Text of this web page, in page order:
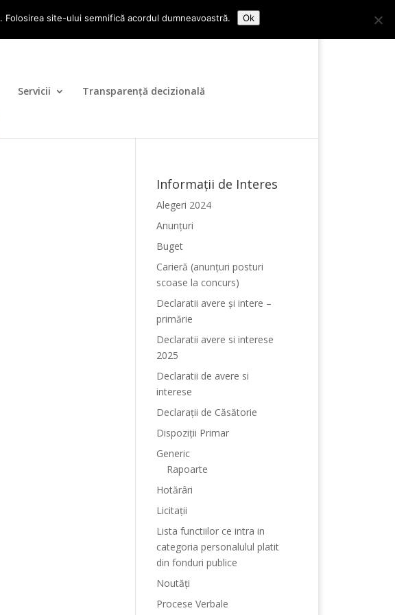
Audiențe
Servicii Transparență decizională
Informații de Interes
Alegeri 2024
Anunțuri
Buget
Carieră (anunțuri posturi
scoase la concurs)
Declaratii avere și intere –
primărie
Declaratii avere si interese
2025
Declaratii de avere si
interese
Declarații de Căsătorie
Dispoziții Primar
Generic
Rapoarte
Hotărâri
Licitații
Lista functiilor ce intra in
categoria personalulul platit
din fonduri publice
Noutăți
Procese Verbale
site-ului semnifică acordul dumneavoastră. Ok